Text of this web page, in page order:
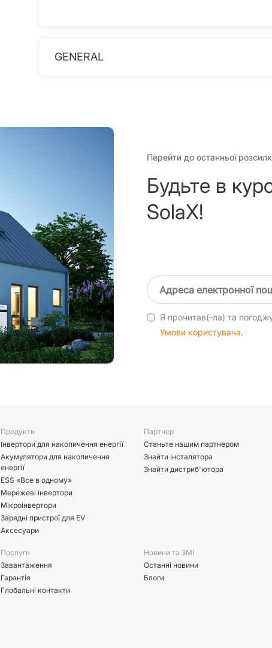
GENERAL
Перейти до останньої
Будьте в
SolaX!
Я прочитав(-ла) та
Умови користувача.
Продукти
Інвертори для накопичення енергії
Акумулятори для накопичення
енергії
ESS «Все в одному»
Мережеві інвертори
Мікроінвертори
Зарядні пристрої для EV
Аксесуари
Партнер
Станьте нашим партнером
Знайти інсталятора
Знайти дистриб'ютора
Послуги
Завантаження
Гарантія
Глобальні контакти
Новини та ЗМІ
Останні новини
Блоги